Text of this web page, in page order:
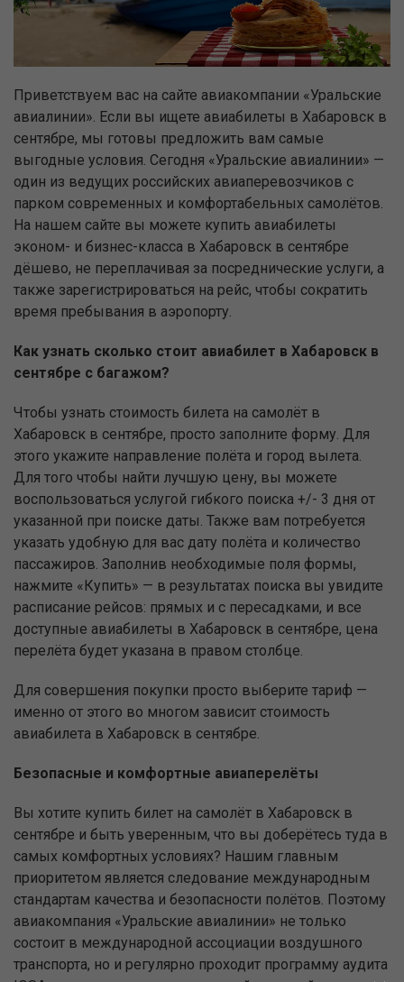
Приветствуем вас на сайте авиакомпании «Уральские
авиалинии». Если вы ищете авиабилеты в Хабаровск в
сентябре, мы готовы предложить вам самые
выгодные условия. Сегодня «Уральские авиалинии» —
один из ведущих российских авиаперевозчиков с
парком современных и комфортабельных самолётов.
На нашем сайте вы можете купить авиабилеты
эконом- и бизнес-класса в Хабаровск в сентябре
дёшево, не переплачивая за посреднические услуги, а
также зарегистрироваться на рейс, чтобы сократить
время пребывания в аэропорту.
Как узнать сколько стоит авиабилет в Хабаровск в
сентябре с багажом?
Чтобы узнать стоимость билета на самолёт в
Хабаровск в сентябре, просто заполните форму. Для
этого укажите направление полёта и город вылета.
Для того чтобы найти лучшую цену, вы можете
воспользоваться услугой гибкого поиска +/- 3 дня от
указанной при поиске даты. Также вам потребуется
указать удобную для вас дату полёта и количество
пассажиров. Заполнив необходимые поля формы,
нажмите «Купить» — в результатах поиска вы увидите
расписание рейсов: прямых и с пересадками, и все
доступные авиабилеты в Хабаровск в сентябре, цена
перелёта будет указана в правом столбце.
Для совершения покупки просто выберите тариф —
именно от этого во многом зависит стоимость
авиабилета в Хабаровск в сентябре.
Безопасные и комфортные авиаперелёты
Вы хотите купить билет на самолёт в Хабаровск в
сентябре и быть уверенным, что вы доберётесь туда в
самых комфортных условиях? Нашим главным
приоритетом является следование международным
стандартам качества и безопасности полётов. Поэтому
авиакомпания «Уральские авиалинии» не только
состоит в международной ассоциации воздушного
транспорта, но и регулярно проходит программу аудита